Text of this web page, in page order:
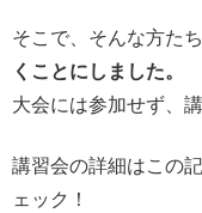
そこで、そんな方た
くことにしました。
大会には参加せず、
講習会の詳細はこの
ェック！